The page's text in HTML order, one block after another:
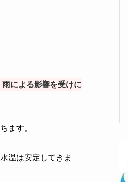
雨による影響を受けに
ます。
温は安定してきま